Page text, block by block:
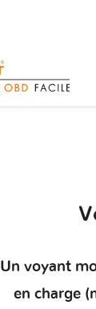
Un voyant
en charge